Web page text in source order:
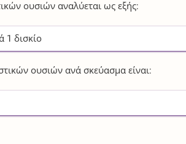
ουσιών αναλύεται ως εξής:
1 δισκίο
ουσιών ανά σκεύασμα είναι: